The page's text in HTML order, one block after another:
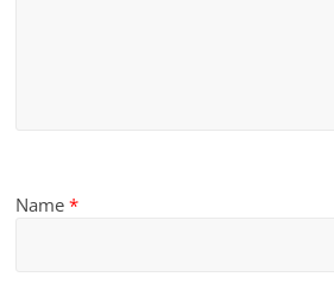
Name*